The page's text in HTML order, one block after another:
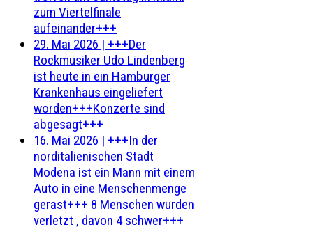
zum Viertelfinale
aufeinander+++
29. Mai 2026 | +++Der
Rockmusiker Udo Lindenberg
ist heute in ein Hamburger
Krankenhaus eingeliefert
worden+++Konzerte sind
abgesagt+++
16. Mai 2026 | +++In der
norditalienischen Stadt
Modena ist ein Mann mit einem
Auto in eine Menschenmenge
gerast+++ 8 Menschen wurden
verletzt , davon 4 schwer+++